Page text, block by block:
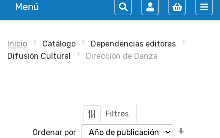
Menú
Inicio Catálogo
Dependencias editoras
Difusión Cultural
Dirección de Danza
Filtros
Ordenar por